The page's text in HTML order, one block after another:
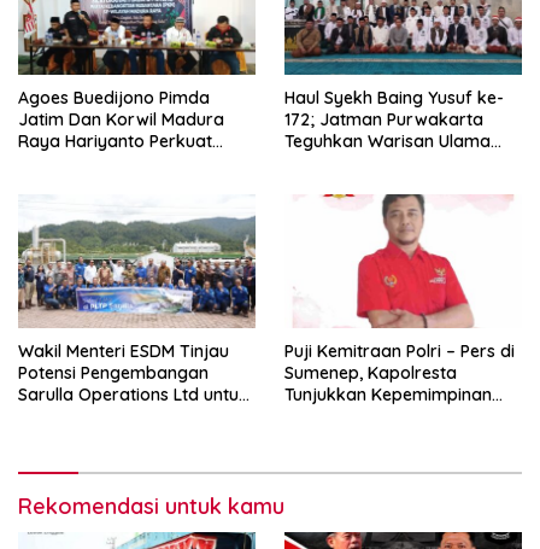
Agoes Buedijono Pimda
Jatim Dan Korwil Madura
Raya Hariyanto Perkuat
Haul Syekh Baing Yusuf ke-
172; Jatman Purwakarta
Teguhkan Warisan Ulama
Wakil Menteri ESDM Tinjau
Potensi Pengembangan
Sarulla Operations Ltd untuk
Puji Kemitraan Polri – Pers di
Sumenep, Kapolresta
Tunjukkan Kepemimpinan
Rekomendasi untuk kamu